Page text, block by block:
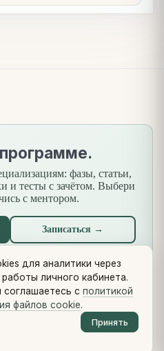
фазы, статьи,
и тесты с зачётом. Выбери
с ментором.
Записаться →
Сквозной кейс
Case Pattern)
Telegram
Политика cookie
для аналитики через
личного кабинета.
с политикой
файлов cookie.
Принять